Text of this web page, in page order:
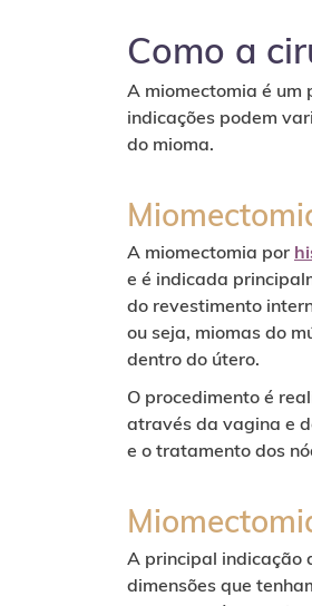
Como a
A miomectomia é um
indicações podem
do mioma.
A miomectomia por
e é indicada
do revestimento
ou seja, miomas do
dentro do útero.
O procedimento é
através da vagina e
e o tratamento dos
A principal indicação
dimensões que